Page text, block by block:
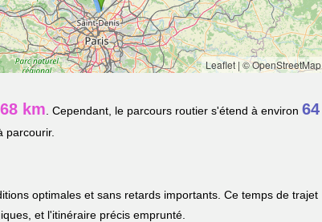
Leaflet|© OpenStreetMap
km . Cependant, le parcours routier s'étend à environ 64
parcourir.
optimales et sans retards importants. Ce temps de trajet
et l'itinéraire précis emprunté.